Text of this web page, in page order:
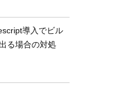
導入でビル
る場合の対処